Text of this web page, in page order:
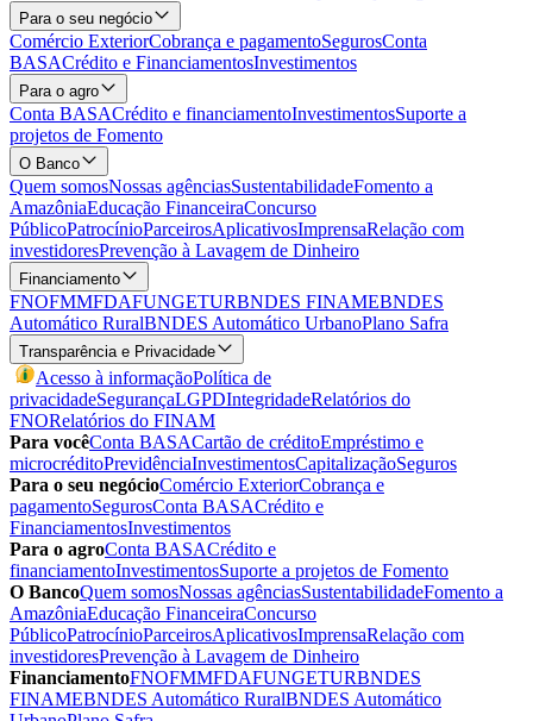
Para o seu negócio
Comércio ExteriorCobrança e pagamentoSegurosConta
BASACrédito e FinanciamentosInvestimentos
Para o agro
Conta BASACrédito e financiamentoInvestimentosSuporte a
projetos de Fomento
O Banco
Quem somosNossas agênciasSustentabilidadeFomento a
AmazôniaEducação FinanceiraConcurso
PúblicoPatrocínioParceirosAplicativosImprensaRelação com
investidoresPrevenção à Lavagem de Dinheiro
Financiamento
FNOFMMFDAFUNGETURBNDES FINAMEBNDES
Automático RuralBNDES Automático UrbanoPlano Safra
Transparência e Privacidade
Acesso à informaçãoPolítica de
privacidadeSegurançaLGPDIntegridadeRelatórios do
FNORelatórios do FINAM
Para vocêConta BASACartão de créditoEmpréstimo e
microcréditoPrevidênciaInvestimentosCapitalizaçãoSeguros
Para o seu negócioComércio ExteriorCobrança e
pagamentoSegurosConta BASACrédito e
FinanciamentosInvestimentos
Para o agroConta BASACrédito e
financiamentoInvestimentosSuporte a projetos de Fomento
O BancoQuem somosNossas agênciasSustentabilidadeFomento a
AmazôniaEducação FinanceiraConcurso
PúblicoPatrocínioParceirosAplicativosImprensaRelação com
investidoresPrevenção à Lavagem de Dinheiro
FinanciamentoFNOFMMFDAFUNGETURBNDES
FINAMEBNDES Automático RuralBNDES Automático